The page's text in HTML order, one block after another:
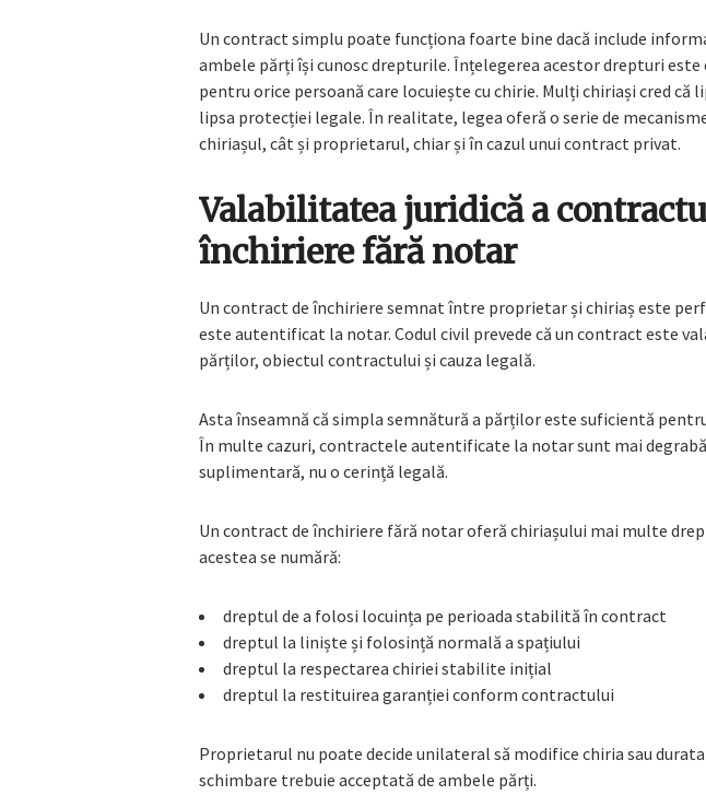
Un contract simplu poate funcționa foarte bine dacă include
ambele părți își cunosc drepturile. Înțelegerea acestor drepturi
pentru orice persoană care locuiește cu chirie. Mulți chiriași cred că
lipsa protecției legale. În realitate, legea oferă o serie de
chiriașul, cât și proprietarul, chiar și în cazul unui contract privat.
Valabilitatea juridică a
închiriere fără notar
Un contract de închiriere semnat între proprietar și chiriaș este
este autentificat la notar. Codul civil prevede că un contract este
părților, obiectul contractului și cauza legală.
Asta înseamnă că simpla semnătură a părților este suficientă
În multe cazuri, contractele autentificate la notar sunt mai degrabă
suplimentară, nu o cerință legală.
Un contract de închiriere fără notar oferă chiriașului mai multe
acestea se numără:
dreptul de a folosi locuința pe perioada stabilită în contract
dreptul la liniște și folosință normală a spațiului
dreptul la respectarea chiriei stabilite inițial
dreptul la restituirea garanției conform contractului
Proprietarul nu poate decide unilateral să modifice chiria sau
schimbare trebuie acceptată de ambele părți.